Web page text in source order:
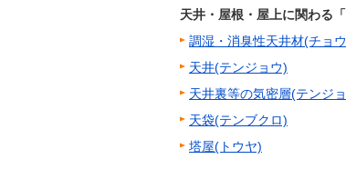
天井・屋根・屋上に関わる
調湿・消臭性天井材(チョ
天井(テンジョウ)
天井裏等の気密層(テンジ
天袋(テンブクロ)
塔屋(トウヤ)